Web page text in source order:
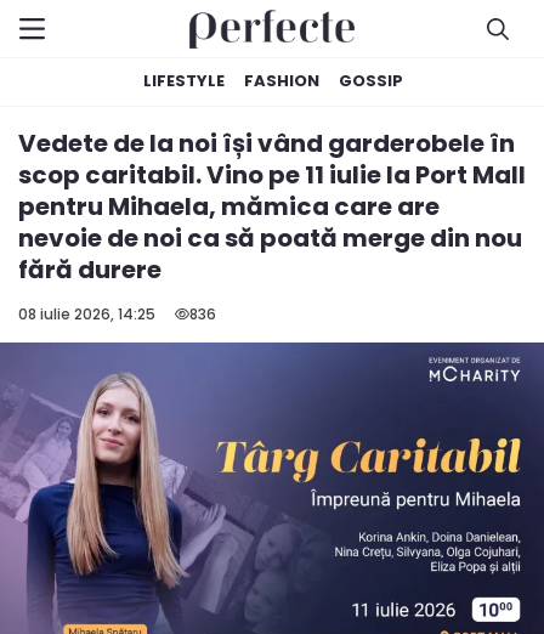
LIFESTYLE FASHION GOSSIP
08 iulie 2026, 14:25 836
Vedete de la noi își vând garderobele în
scop caritabil. Vino pe 11 iulie la Port Mall
pentru Mihaela, mămica care are
nevoie de noi ca să poată merge din nou
fără durere